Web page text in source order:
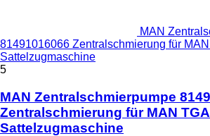
MAN
81491016066 Zentralschmierung für
Sattelzugmaschine
5
MAN Zentralschmierpumpe
Zentralschmierung für MAN
Sattelzugmaschine